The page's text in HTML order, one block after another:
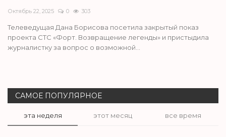
Общество
Октябрь 22, 2025 0 303
Телеведущая Дана Борисова посетила закрытый показ
проекта СТС «Форт. Возвращение легенды» и пристыдила
журналистку за вопрос о возможной...
САМОЕ ПОПУЛЯРНОЕ
эта неделя этот месяц все время